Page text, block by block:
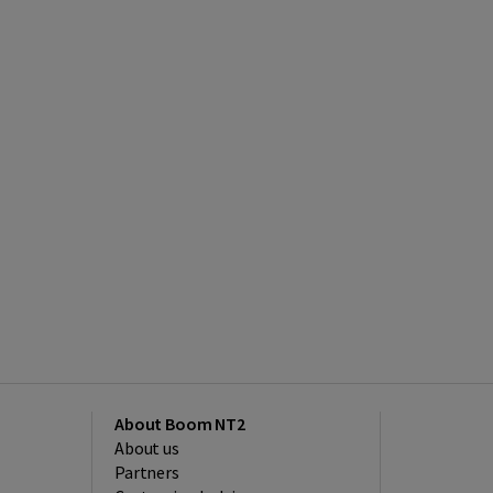
About Boom NT2
About us
Partners